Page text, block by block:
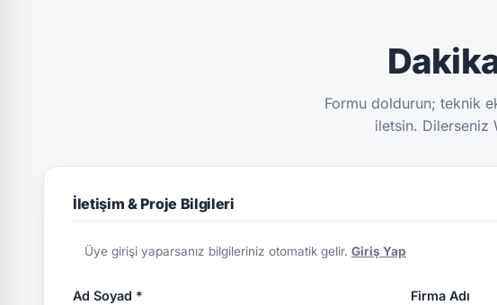
Formu doldurun; teknik
iletsin. Dilerseniz
İletişim & Proje Bilgileri
Üye girişi yaparsanız bilgileriniz otomatik gelir. Giriş Yap
Ad Soyad * Firma Adı